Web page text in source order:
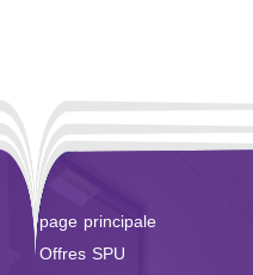
page principale
Offres SPU